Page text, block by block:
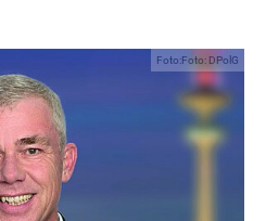
Foto:Foto: DPolG